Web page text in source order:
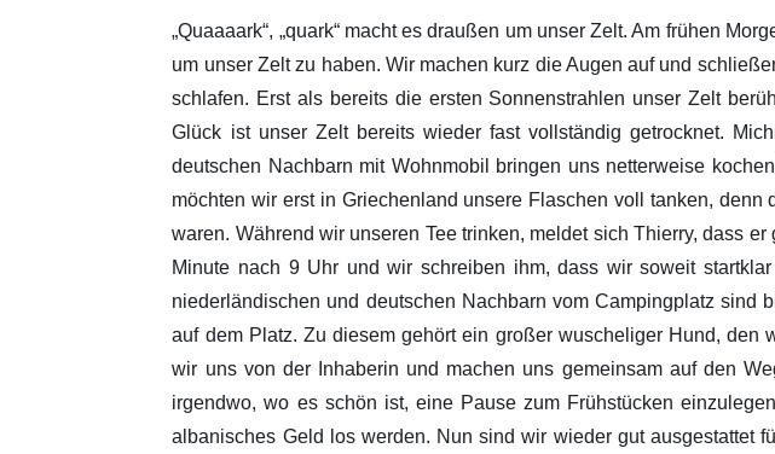
„Quaaaark“, „quark“ macht es draußen um unser Zelt. Am frühen
um unser Zelt zu haben. Wir machen kurz die Augen auf und
schlafen. Erst als bereits die ersten Sonnenstrahlen unser Zelt
Glück ist unser Zelt bereits wieder fast vollständig getrocknet.
deutschen Nachbarn mit Wohnmobil bringen uns netterweise
möchten wir erst in Griechenland unsere Flaschen voll tanken,
waren. Während wir unseren Tee trinken, meldet sich Thierry, dass
Minute nach 9 Uhr und wir schreiben ihm, dass wir soweit
niederländischen und deutschen Nachbarn vom Campingplatz
auf dem Platz. Zu diesem gehört ein großer wuscheliger Hund,
wir uns von der Inhaberin und machen uns gemeinsam auf den
irgendwo, wo es schön ist, eine Pause zum Frühstücken
albanisches Geld los werden. Nun sind wir wieder gut ausgestattet